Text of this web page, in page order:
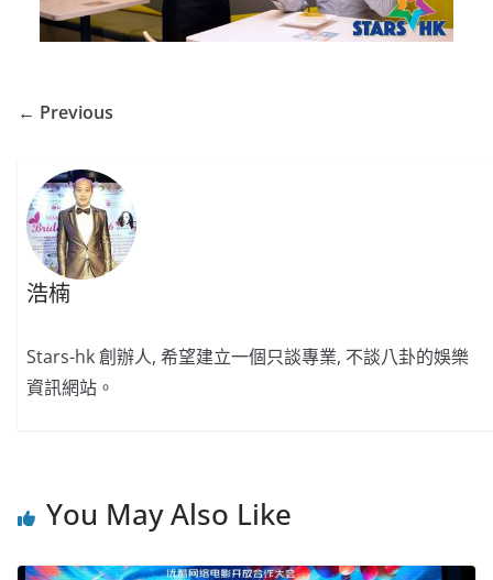
← Previous
浩楠
Stars-hk 創辦人, 希望建立一個只談專業, 不談八卦的娛樂
資訊網站。
You May Also Like